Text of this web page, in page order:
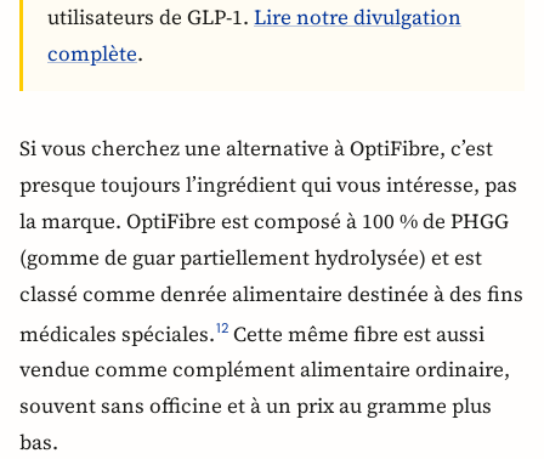
utilisateurs de GLP-1. Lire notre divulgation
complète.
Si vous cherchez une alternative à OptiFibre, c’est
presque toujours l’ingrédient qui vous intéresse, pas
la marque. OptiFibre est composé à 100 % de PHGG
(gomme de guar partiellement hydrolysée) et est
classé comme denrée alimentaire destinée à des fins
médicales spéciales.12 Cette même fibre est aussi
vendue comme complément alimentaire ordinaire,
souvent sans officine et à un prix au gramme plus
bas.